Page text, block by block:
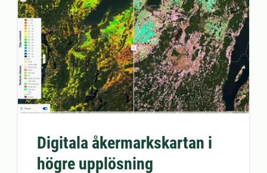
Digitala åkermarkskartan i
högre upplösning